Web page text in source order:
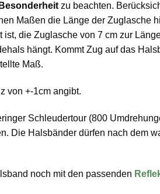
Besonderheit zu beachten.
Maßen die Länge der Zuglasche
die Zuglasche von 7 cm zur
hängt. Kommt Zug auf das
Maß.
von +-1cm angibt.
Schleudertour (800
Die Halsbänder dürfen nach dem
noch mit den passenden